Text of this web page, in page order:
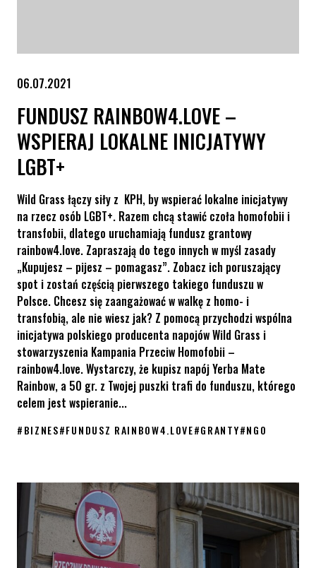
06.07.2021
FUNDUSZ RAINBOW4.LOVE –
WSPIERAJ LOKALNE INICJATYWY
LGBT+
Wild Grass łączy siły z KPH, by wspierać lokalne inicjatywy
na rzecz osób LGBT+. Razem chcą stawić czoła homofobii i
transfobii, dlatego uruchamiają fundusz grantowy
rainbow4.love. Zapraszają do tego innych w myśl zasady
„Kupujesz – pijesz – pomagasz”. Zobacz ich poruszający
spot i zostań częścią pierwszego takiego funduszu w
Polsce. Chcesz się zaangażować w walkę z homo- i
transfobią, ale nie wiesz jak? Z pomocą przychodzi wspólna
inicjatywa polskiego producenta napojów Wild Grass i
stowarzyszenia Kampania Przeciw Homofobii –
rainbow4.love. Wystarczy, że kupisz napój Yerba Mate
Rainbow, a 50 gr. z Twojej puszki trafi do funduszu, którego
celem jest wspieranie...
#BIZNES#FUNDUSZ RAINBOW4.LOVE#GRANTY#NGO